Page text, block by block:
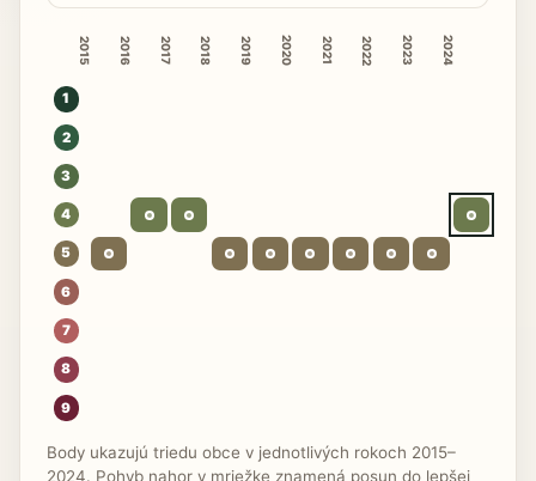
2015 2016 2017 2018 2019 2020 2021 2022 2023 2024
1
2
3
4
5
6
7
8
9
Body ukazujú triedu obce v jednotlivých rokoch 2015–
2024. Pohyb nahor v mriežke znamená posun do lepšej